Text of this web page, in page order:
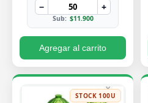
− +
Sub: $11.900
Agregar al carrito
STOCK 100U